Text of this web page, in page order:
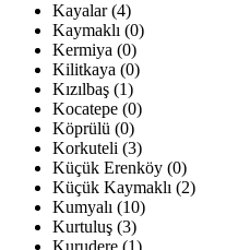
Kayalar (4)
Kaymaklı (0)
Kermiya (0)
Kilitkaya (0)
Kızılbaş (1)
Kocatepe (0)
Köprülü (0)
Korkuteli (3)
Küçük Erenköy (0)
Küçük Kaymaklı (2)
Kumyalı (10)
Kurtuluş (3)